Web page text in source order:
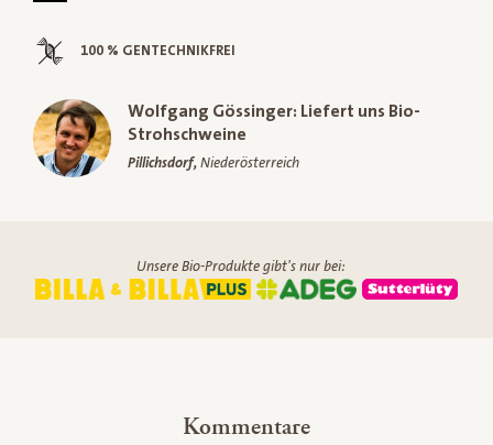
100 % GENTECHNIKFREI
Wolfgang Gössinger: Liefert uns Bio-
Strohschweine
Pillichsdorf, Niederösterreich
Unsere Bio-Produkte gibt's nur bei:
Kommentare